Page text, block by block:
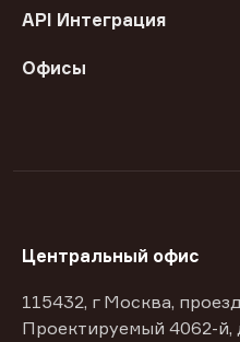
API Интеграция
Офисы
Центральный офис
115432, г Москва, проезд
Проектируемый 4062-й,